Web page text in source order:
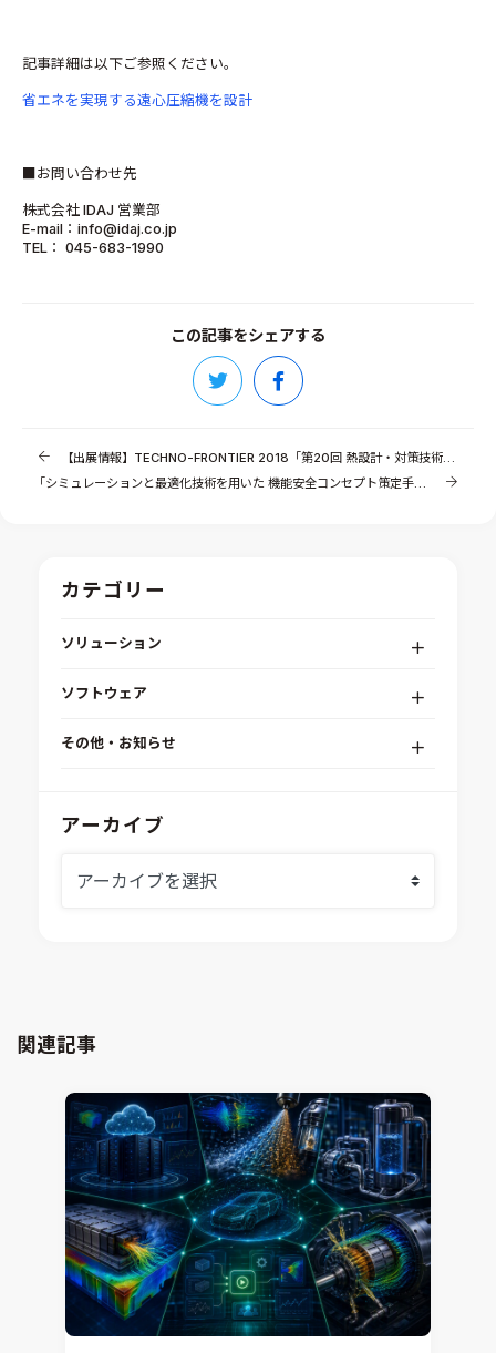
記事詳細は以下ご参照ください。
省エネを実現する遠心圧縮機を設計
■お問い合わせ先
株式会社 IDAJ 営業部
E-mail：info@idaj.co.jp
TEL： 045-683-1990
この記事をシェアする
【出展情報】TECHNO-FRONTIER 2018「第20回 熱設計・対策技術展」
カテゴリー
ソリューション
組込みソフトウェア開発プラットフォーム
システムシミュレーション
CAD連携・CAE業務支援
MBDプロセス構築コンサルティング
CAEエンジニアリングコンサルティング
音響設計
CAE分野におけるAIコンサルティング
システム構築と開発
ソフトウェア
modeFRONTIER
Ansys SCADE
Virtual Environment
CONVERGE
iconCFD
SIMULIA Abaqus Unified FEA
Simcenter Flotherm
Simcenter Flotherm XT
Ansys Electronics
DEMITASNX
Simcenter 3D Acoustics
その他・お知らせ
IDAJからのお知らせ
アーカイブ
関連記事